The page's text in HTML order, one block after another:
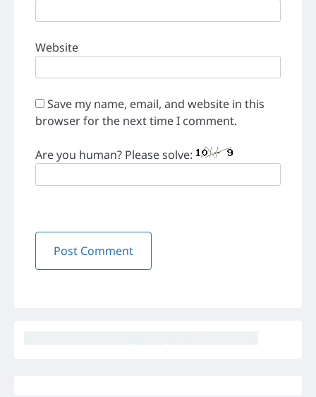
Website
Save my name, email, and website in this
browser for the next time I comment.
Are you human? Please solve: